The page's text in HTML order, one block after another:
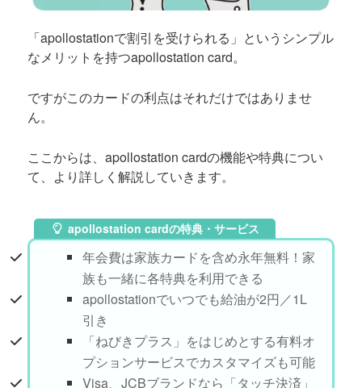
「apollostationで割引を受けられる」というシンプル
なメリットを持つapollostation card。
ですがこのカードの利点はそれだけではありませ
ん。
ここからは、apollostation cardの機能や特典につい
て、より詳しく解説していきます。
apollostation cardの特典・サービス
年会費は家族カードを含め永年無料！家
族も一緒に各特典を利用できる
apollostationでいつでも給油が2円／1L
引き
「ねびきプラス」をはじめとする有料オ
プションサービスでカスタマイズも可能
Visa、JCBブランドなら「タッチ決済」